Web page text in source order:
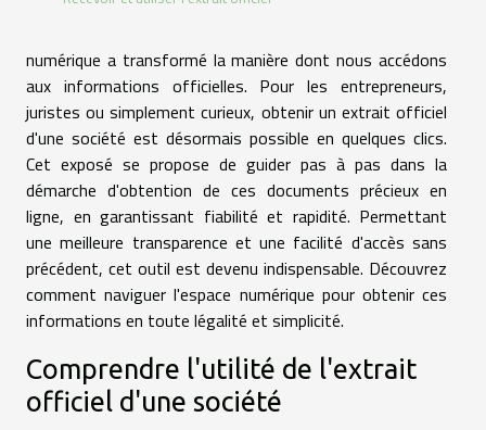
numérique a transformé la manière dont nous accédons
aux informations officielles. Pour les entrepreneurs,
juristes ou simplement curieux, obtenir un extrait officiel
d'une société est désormais possible en quelques clics.
Cet exposé se propose de guider pas à pas dans la
démarche d'obtention de ces documents précieux en
ligne, en garantissant fiabilité et rapidité. Permettant
une meilleure transparence et une facilité d'accès sans
précédent, cet outil est devenu indispensable. Découvrez
comment naviguer l'espace numérique pour obtenir ces
informations en toute légalité et simplicité.
Comprendre l'utilité de l'extrait
officiel d'une société